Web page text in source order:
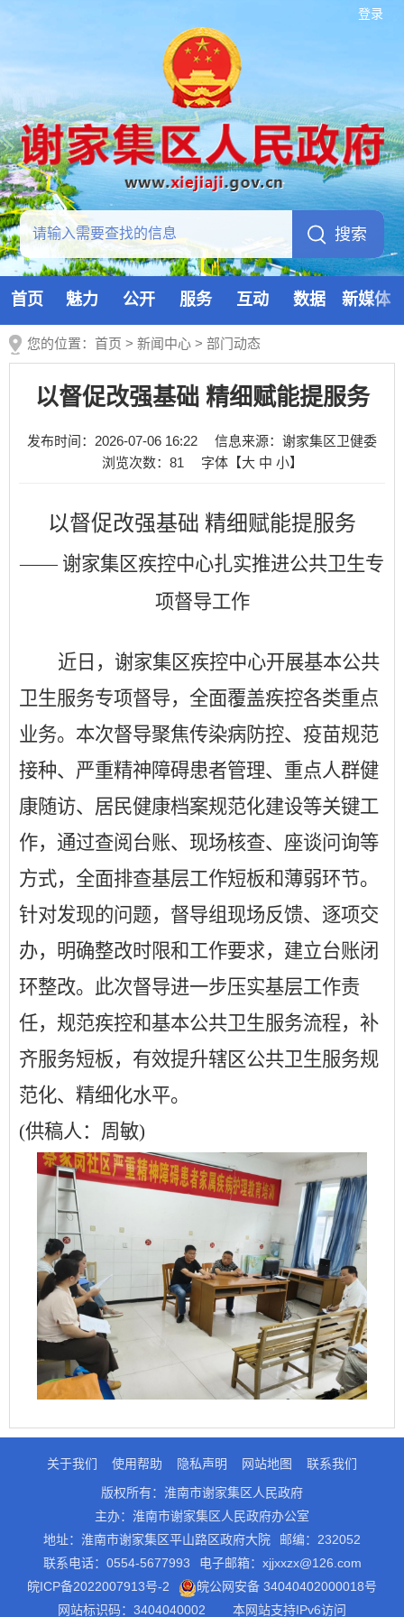
登录
首页 魅力 公开 服务 互动 数据 新媒体
您的位置： 首页 > 新闻中心 > 部门动态
以督促改强基础 精细赋能提服务
发布时间：2026-07-06 16:22
信息来源：谢家集区卫健委
浏览次数： 81 字体【大 中 小】
以督促改强基础 精细赋能提服务
—— 谢家集区疾控中心扎实推进公共卫生专
项督导工作
近日，谢家集区疾控中心开展基本公共
卫生服务专项督导，全面覆盖疾控各类重点
业务。本次督导聚焦传染病防控、疫苗规范
接种、严重精神障碍患者管理、重点人群健
康随访、居民健康档案规范化建设等关键工
作，通过查阅台账、现场核查、座谈问询等
方式，全面排查基层工作短板和薄弱环节。
针对发现的问题，督导组现场反馈、逐项交
办，明确整改时限和工作要求，建立台账闭
环整改。此次督导进一步压实基层工作责
任，规范疾控和基本公共卫生服务流程，补
齐服务短板，有效提升辖区公共卫生服务规
范化、精细化水平。
(供稿人：周敏)
关于我们 使用帮助 隐私声明 网站地图
联系我们
版权所有：淮南市谢家集区人民政府
主办：淮南市谢家集区人民政府办公室
地址：淮南市谢家集区平山路区政府大院
邮编：232052
联系电话：0554-5677993
电子邮箱：xjjxxzx@126.com
皖ICP备2022007913号-2
皖公网安备 34040402000018号
网站标识码：3404040002
本网站支持IPv6访问